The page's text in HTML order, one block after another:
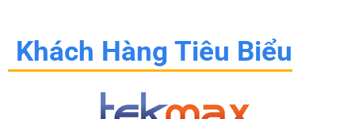
Khách Hàng Tiêu Biểu